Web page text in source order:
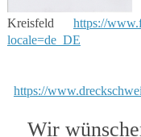
Kreisfeld https://
locale=de_DE
https://
Wir